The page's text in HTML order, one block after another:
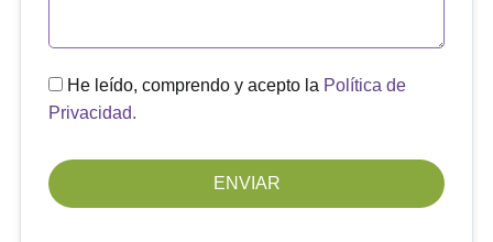
He leído, comprendo y acepto la Política de
Privacidad.